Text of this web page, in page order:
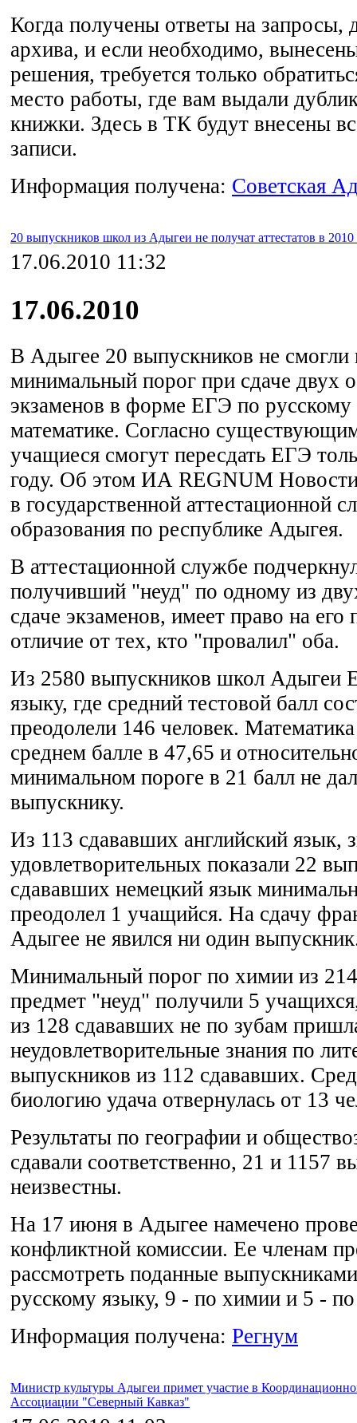
Когда получены ответы на запросы,
архива, и если необходимо,
решения, требуется только
место работы, где вам выдали
книжки. Здесь в ТК будут внесены
записи.
Информация получена: Советская
20 выпускников школ из Адыгеи не получат аттестатов в 2010
17.06.2010 11:32
17.06.2010
В Адыгее 20 выпускников не смогли
минимальный порог при сдаче двух
экзаменов в форме ЕГЭ по русскому
математике. Согласно
учащиеся смогут пересдать ЕГЭ
году. Об этом ИА REGNUM
в государственной аттестационной
образования по республике Адыгея.
В аттестационной службе
получивший "неуд" по одному из
сдаче экзаменов, имеет право на его
отличие от тех, кто "провалил" оба.
Из 2580 выпускников школ Адыгеи
языку, где средний тестовой балл
преодолели 146 человек.
среднем балле в 47,65 и
минимальном пороге в 21 балл не
выпускнику.
Из 113 сдававших английский язык,
удовлетворительных показали 22
сдававших немецкий язык
преодолел 1 учащийся. На сдачу
Адыгее не явился ни один
Минимальный порог по химии из
предмет "неуд" получили 5
из 128 сдававших не по зубам
неудовлетворительные знания по
выпускников из 112 сдававших.
биологию удача отвернулась от 13
Результаты по географии и
сдавали соответственно, 21 и 1157
неизвестны.
На 17 июня в Адыгее намечено
конфликтной комиссии. Ее членам
рассмотреть поданные
русскому языку, 9 - по химии и 5 - по
Информация получена: Регнум
Министр культуры Адыгеи примет участие в
Ассоциации "Северный Кавказ"